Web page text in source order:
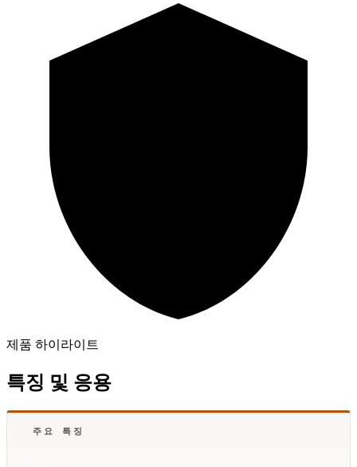
제품 하이라이트
특징 및 응용
주요 특징